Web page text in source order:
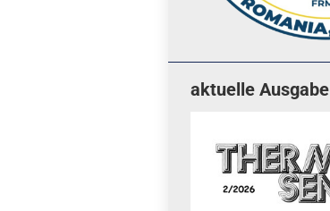
aktuelle Ausgabe